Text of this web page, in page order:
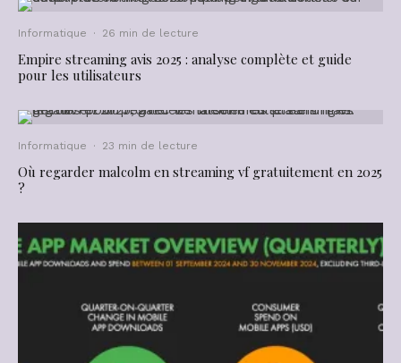
Informatique · 26 min de lecture
Empire streaming avis 2025 : analyse complète et guide
pour les utilisateurs
Informatique · 23 min de lecture
Où regarder malcolm en streaming vf gratuitement en 2025
?